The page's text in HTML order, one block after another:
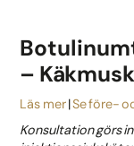
–
Läs mer Se före-
Konsultation görs